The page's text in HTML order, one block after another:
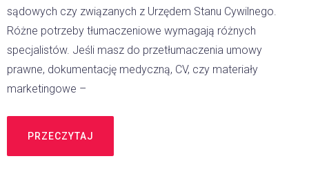
sądowych czy związanych z Urzędem Stanu Cywilnego.
Różne potrzeby tłumaczeniowe wymagają różnych
specjalistów. Jeśli masz do przetłumaczenia umowy
prawne, dokumentację medyczną, CV, czy materiały
marketingowe –
PRZECZYTAJ